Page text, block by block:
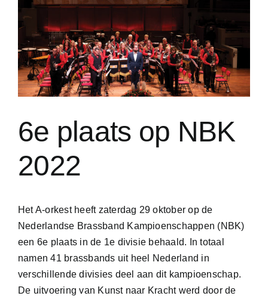
afbeelding
6e plaats op NBK
2022
Het A-orkest heeft zaterdag 29 oktober op de
Nederlandse Brassband Kampioenschappen (NBK)
een 6e plaats in de 1e divisie behaald. In totaal
namen 41 brassbands uit heel Nederland in
verschillende divisies deel aan dit kampioenschap.
De uitvoering van Kunst naar Kracht werd door de